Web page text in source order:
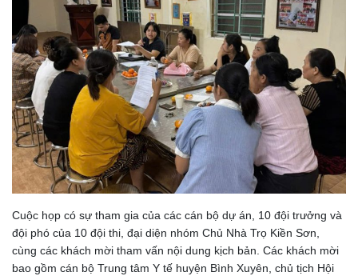
Cuộc họp có sự tham gia của các cán bộ dự án, 10 đội trưởng và
đội phó của 10 đội thi, đại diện nhóm Chủ Nhà Trọ Kiền Sơn,
cùng các khách mời tham vấn nội dung kịch bản. Các khách mời
bao gồm cán bộ Trung tâm Y tế huyện Bình Xuyên, chủ tịch Hội